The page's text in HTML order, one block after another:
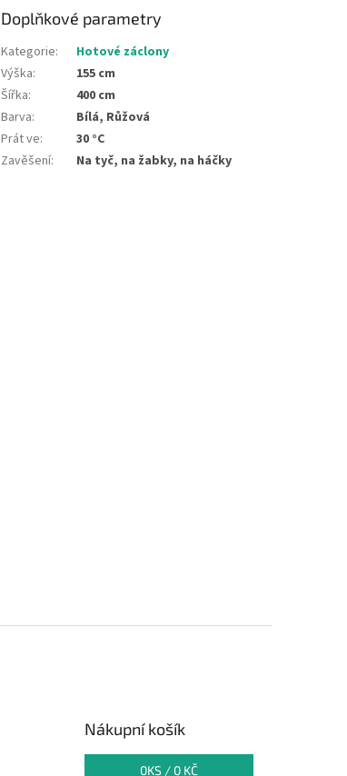
Doplňkové parametry
Kategorie:
Hotové záclony
Výška:
155 cm
Šířka:
400 cm
Barva:
Bílá, Růžová
Prát ve:
30 °C
Zavěšení: Na tyč, na žabky, na háčky
Nákupní košík
0KS / 0 KČ